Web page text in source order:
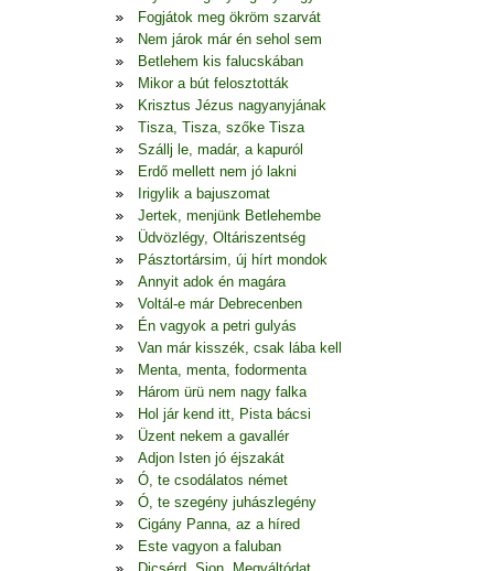
Fogjátok meg ökröm szarvát
Nem járok már én sehol sem
Betlehem kis falucskában
Mikor a bút felosztották
Krisztus Jézus nagyanyjának
Tisza, Tisza, szőke Tisza
Szállj le, madár, a kapuról
Erdő mellett nem jó lakni
Irigylik a bajuszomat
Jertek, menjünk Betlehembe
Üdvözlégy, Oltáriszentség
Pásztortársim, új hírt mondok
Annyit adok én magára
Voltál-e már Debrecenben
Én vagyok a petri gulyás
Van már kisszék, csak lába kell
Menta, menta, fodormenta
Három ürü nem nagy falka
Hol jár kend itt, Pista bácsi
Üzent nekem a gavallér
Adjon Isten jó éjszakát
Ó, te csodálatos német
Ó, te szegény juhászlegény
Cigány Panna, az a híred
Este vagyon a faluban